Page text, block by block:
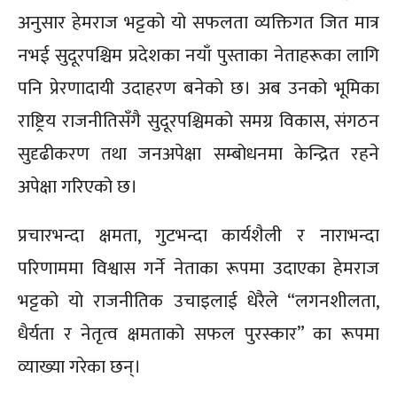
अनुसार हेमराज भट्टको यो सफलता व्यक्तिगत जित मात्र
नभई सुदूरपश्चिम प्रदेशका नयाँ पुस्ताका नेताहरूका लागि
पनि प्रेरणादायी उदाहरण बनेको छ। अब उनको भूमिका
राष्ट्रिय राजनीतिसँगै सुदूरपश्चिमको समग्र विकास, संगठन
सुदृढीकरण तथा जनअपेक्षा सम्बोधनमा केन्द्रित रहने
अपेक्षा गरिएको छ।
प्रचारभन्दा क्षमता, गुटभन्दा कार्यशैली र नाराभन्दा
परिणाममा विश्वास गर्ने नेताका रूपमा उदाएका हेमराज
भट्टको यो राजनीतिक उचाइलाई धेरैले “लगनशीलता,
धैर्यता र नेतृत्व क्षमताको सफल पुरस्कार” का रूपमा
व्याख्या गरेका छन्।